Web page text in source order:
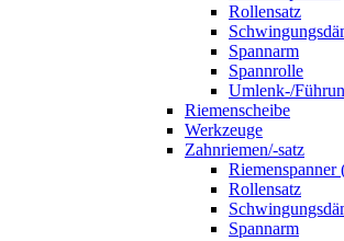
Rollensatz
Spannarm
Spannrolle
Umlenk-/
Riemenscheibe
Werkzeuge
Zahnriemen/-satz
Riemenspanner
Rollensatz
Spannarm